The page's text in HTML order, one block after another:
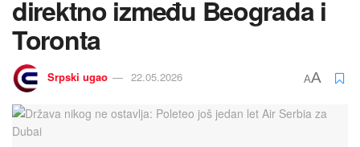
direktno između Beograda i
Toronta
Srpski ugao 22.05.2026 AA